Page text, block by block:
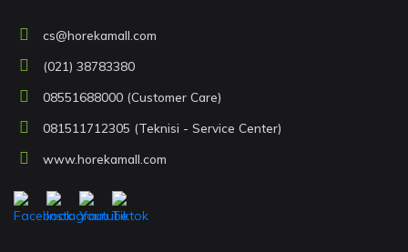
cs@horekamall.com
(021) 38783380
08551688000 (Customer Care)
081511712305 (Teknisi - Service Center)
www.horekamall.com